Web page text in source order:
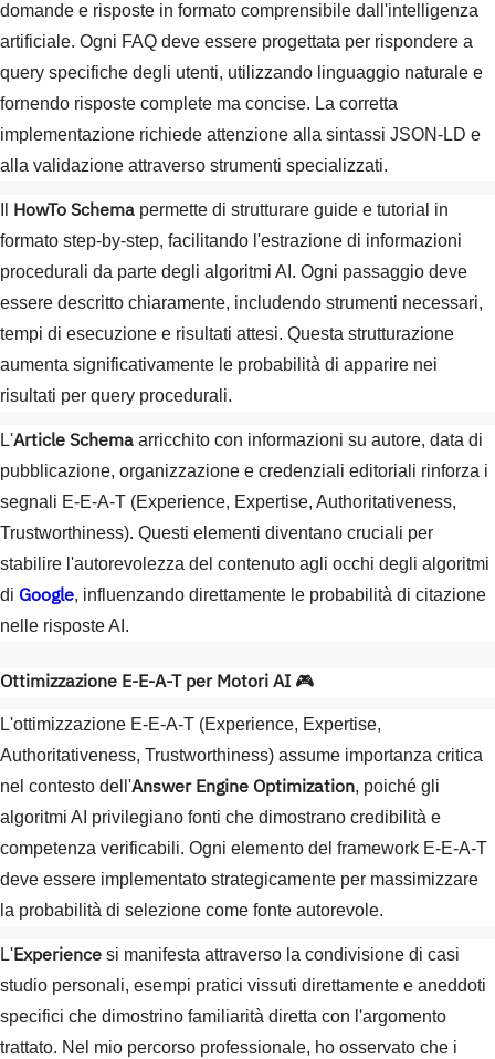
domande e risposte in formato comprensibile dall'intelligenza
artificiale. Ogni FAQ deve essere progettata per rispondere a
query specifiche degli utenti, utilizzando linguaggio naturale e
fornendo risposte complete ma concise. La corretta
implementazione richiede attenzione alla sintassi JSON-LD e
alla validazione attraverso strumenti specializzati.
HowTo Schema permette di strutturare guide e tutorial in
formato step-by-step, facilitando l'estrazione di informazioni
procedurali da parte degli algoritmi AI. Ogni passaggio deve
essere descritto chiaramente, includendo strumenti necessari,
tempi di esecuzione e risultati attesi. Questa strutturazione
aumenta significativamente le probabilità di apparire nei
risultati per query procedurali.
L'Article Schema arricchito con informazioni su autore, data di
pubblicazione, organizzazione e credenziali editoriali rinforza i
segnali E-E-A-T (Experience, Expertise, Authoritativeness,
Trustworthiness). Questi elementi diventano cruciali per
stabilire l'autorevolezza del contenuto agli occhi degli algoritmi
di Google, influenzando direttamente le probabilità di citazione
nelle risposte AI.
Ottimizzazione E-E-A-T per Motori AI 🎮
L'ottimizzazione E-E-A-T (Experience, Expertise,
Authoritativeness, Trustworthiness) assume importanza critica
nel contesto dell'Answer Engine Optimization, poiché gli
algoritmi AI privilegiano fonti che dimostrano credibilità e
competenza verificabili. Ogni elemento del framework E-E-A-T
deve essere implementato strategicamente per massimizzare
la probabilità di selezione come fonte autorevole.
L'Experience si manifesta attraverso la condivisione di casi
studio personali, esempi pratici vissuti direttamente e aneddoti
specifici che dimostrino familiarità diretta con l'argomento
trattato. Nel mio percorso professionale, ho osservato che i